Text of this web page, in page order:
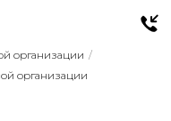
организации /
организации